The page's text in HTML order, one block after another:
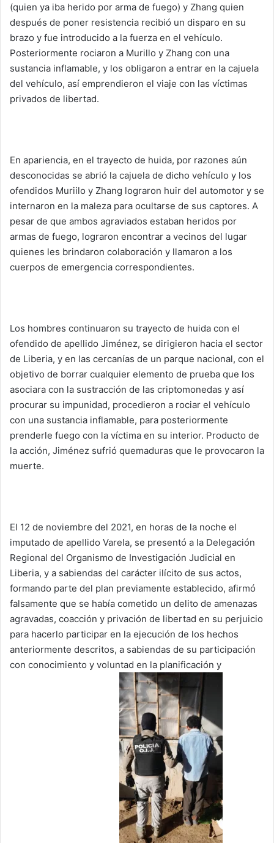
(quien ya iba herido por arma de fuego) y Zhang quien
después de poner resistencia recibió un disparo en su
brazo y fue introducido a la fuerza en el vehículo.
Posteriormente rociaron a Murillo y Zhang con una
sustancia inflamable, y los obligaron a entrar en la cajuela
del vehículo, así emprendieron el viaje con las víctimas
privados de libertad.
En apariencia, en el trayecto de huida, por razones aún
desconocidas se abrió la cajuela de dicho vehículo y los
ofendidos Muriilo y Zhang lograron huir del automotor y se
internaron en la maleza para ocultarse de sus captores. A
pesar de que ambos agraviados estaban heridos por
armas de fuego, lograron encontrar a vecinos del lugar
quienes les brindaron colaboración y llamaron a los
cuerpos de emergencia correspondientes.
Los hombres continuaron su trayecto de huida con el
ofendido de apellido Jiménez, se dirigieron hacia el sector
de Liberia, y en las cercanías de un parque nacional, con el
objetivo de borrar cualquier elemento de prueba que los
asociara con la sustracción de las criptomonedas y así
procurar su impunidad, procedieron a rociar el vehículo
con una sustancia inflamable, para posteriormente
prenderle fuego con la víctima en su interior. Producto de
la acción, Jiménez sufrió quemaduras que le provocaron la
muerte.
El 12 de noviembre del 2021, en horas de la noche el
imputado de apellido Varela, se presentó a la Delegación
Regional del Organismo de Investigación Judicial en
Liberia, y a sabiendas del carácter ilícito de sus actos,
formando parte del plan previamente establecido, afirmó
falsamente que se había cometido un delito de amenazas
agravadas, coacción y privación de libertad en su perjuicio
para hacerlo participar en la ejecución de los hechos
anteriormente descritos, a sabiendas de su participación
con conocimiento y voluntad en la planificación y